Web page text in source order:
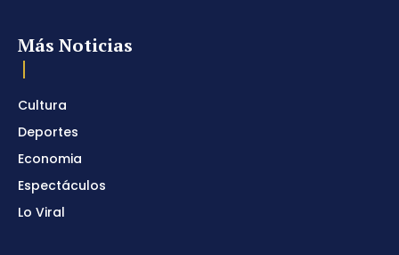
Más Noticias
Cultura
Deportes
Economia
Espectáculos
Lo Viral